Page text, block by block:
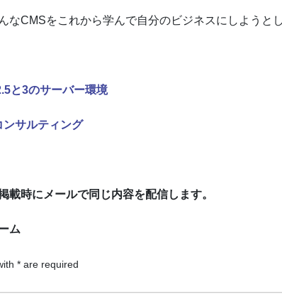
なCMSをこれから学んで自分のビジネスにしようとし
と3のサーバー環境
サルティング
載時にメールで同じ内容を配信します。
ム
* are required